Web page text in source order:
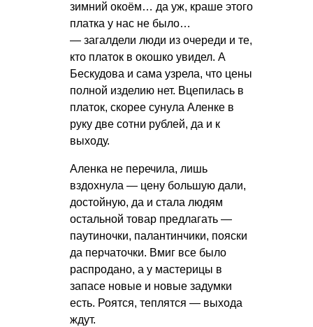
зимний окоём… да уж, краше этого
платка у нас не было…
— загалдели люди из очереди и те,
кто платок в окошко увидел. А
Бескудова и сама узрела, что цены
полной изделию нет. Вцепилась в
платок, скорее сунула Аленке в
руку две сотни рублей, да и к
выходу.
Аленка не перечила, лишь
вздохнула — цену большую дали,
достойную, да и стала людям
остальной товар предлагать —
паутиночки, палантинчики, пояски
да перчаточки. Вмиг все было
распродано, а у мастерицы в
запасе новые и новые задумки
есть. Роятся, теплятся — выхода
ждут.